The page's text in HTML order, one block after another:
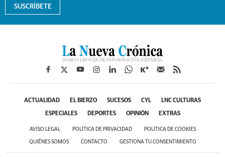
SUSCRÍBETE
ACTUALIDAD EL BIERZO SUCESOS CYL LNC CULTURAS
ESPECIALES DEPORTES OPINIÓN EXTRAS
AVISO LEGAL POLÍTICA DE PRIVACIDAD POLÍTICA DE COOKIES
QUIÉNES SOMOS CONTACTO GESTIONA TU CONSENTIMIENTO